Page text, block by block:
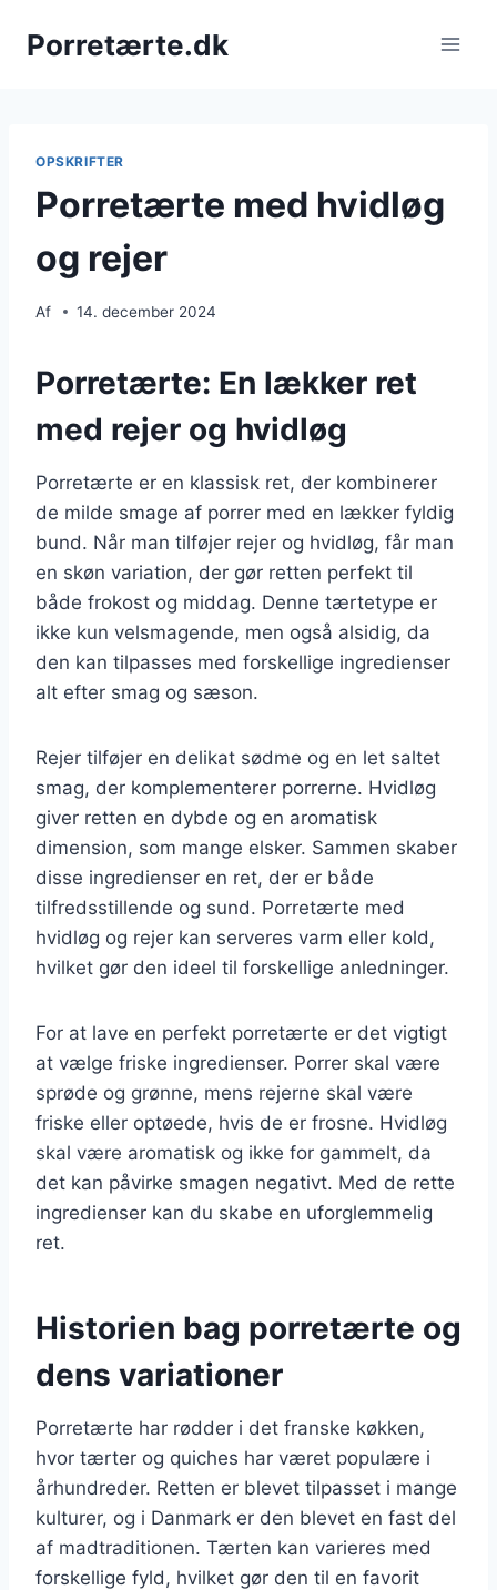
Porretærte.dk
OPSKRIFTER
Porretærte med hvidløg
og rejer
Af 14. december 2024
Porretærte: En lækker ret
med rejer og hvidløg
Porretærte er en klassisk ret, der kombinerer
de milde smage af porrer med en lækker fyldig
bund. Når man tilføjer rejer og hvidløg, får man
en skøn variation, der gør retten perfekt til
både frokost og middag. Denne tærtetype er
ikke kun velsmagende, men også alsidig, da
den kan tilpasses med forskellige ingredienser
alt efter smag og sæson.
Rejer tilføjer en delikat sødme og en let saltet
smag, der komplementerer porrerne. Hvidløg
giver retten en dybde og en aromatisk
dimension, som mange elsker. Sammen skaber
disse ingredienser en ret, der er både
tilfredsstillende og sund. Porretærte med
hvidløg og rejer kan serveres varm eller kold,
hvilket gør den ideel til forskellige anledninger.
For at lave en perfekt porretærte er det vigtigt
at vælge friske ingredienser. Porrer skal være
sprøde og grønne, mens rejerne skal være
friske eller optøede, hvis de er frosne. Hvidløg
skal være aromatisk og ikke for gammelt, da
det kan påvirke smagen negativt. Med de rette
ingredienser kan du skabe en uforglemmelig
ret.
Historien bag porretærte og
dens variationer
Porretærte har rødder i det franske køkken,
hvor tærter og quiches har været populære i
århundreder. Retten er blevet tilpasset i mange
kulturer, og i Danmark er den blevet en fast del
af madtraditionen. Tærten kan varieres med
forskellige fyld, hvilket gør den til en favorit